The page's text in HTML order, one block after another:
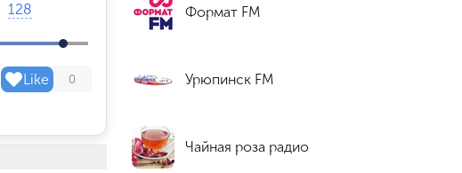
128
Like 0
Формат FM
Урюпинск FM
Чайная роза радио